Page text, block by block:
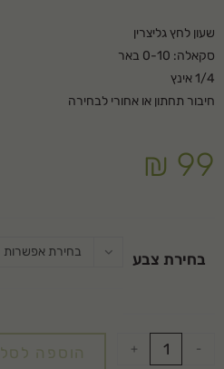
שעון לחץ גליצרין
סקאלה: 0-10 באר
1/4 אינץ
חיבור תחתון או אחורי לבחירה
₪ 99
בחירת צבע בחירת אפשרות
-
+ הוספה לסל